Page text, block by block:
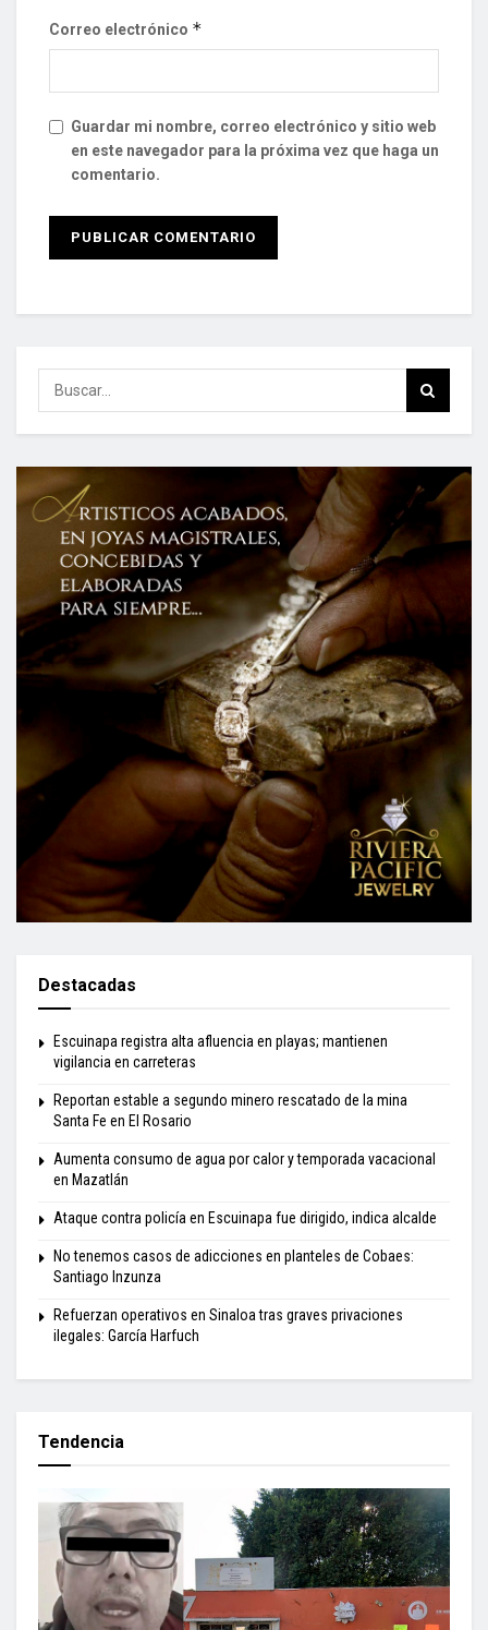
Correo electrónico *
Guardar mi nombre, correo electrónico y sitio web
en este navegador para la próxima vez que haga un
comentario.
Destacadas
Escuinapa registra alta afluencia en playas; mantienen
vigilancia en carreteras
Reportan estable a segundo minero rescatado de la mina
Santa Fe en El Rosario
Aumenta consumo de agua por calor y temporada vacacional
en Mazatlán
Ataque contra policía en Escuinapa fue dirigido, indica alcalde
No tenemos casos de adicciones en planteles de Cobaes:
Santiago Inzunza
Refuerzan operativos en Sinaloa tras graves privaciones
ilegales: García Harfuch
Tendencia